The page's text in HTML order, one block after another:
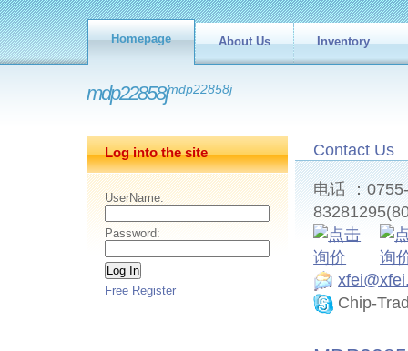
Homepage About Us Inventory
mdp22858jmdp22858j
Log into the site
UserName:
Password:
Free Register
Contact Us
电话 ：
Chip-